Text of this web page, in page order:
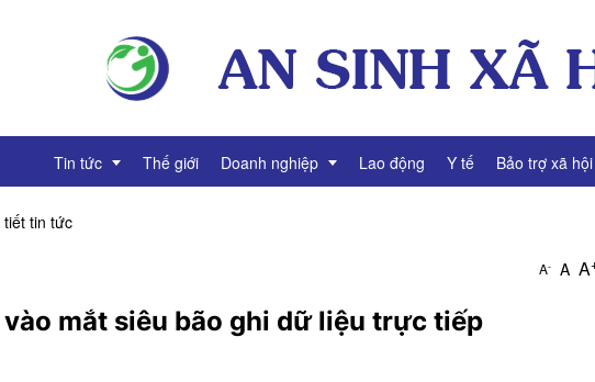
Tin tức
Sự kiện
Thế giới Doanh nghiệp
Tài chính Doanh nghiệp
Lao động Y tế Bảo trợ xã hội
Giảm nghèo
tiết tin tức
A- A A
mắt siêu bão ghi dữ liệu trực tiếp